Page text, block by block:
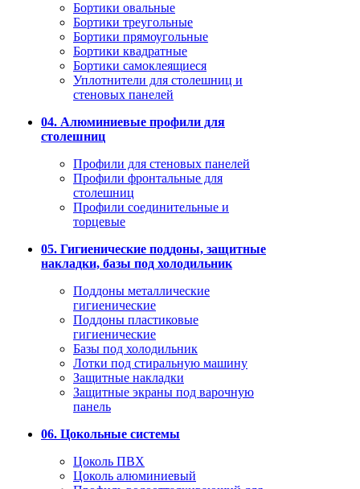
Бортики овальные
Бортики треугольные
Бортики прямоугольные
Бортики квадратные
Бортики самоклеящиеся
Уплотнители для столешниц и
стеновых панелей
04. Алюминиевые профили для
столешниц
Профили для стеновых панелей
Профили фронтальные для
столешниц
Профили соединительные и
торцевые
05. Гигиенические поддоны, защитные
накладки, базы под холодильник
Поддоны металлические
гигиенические
Поддоны пластиковые
гигиенические
Базы под холодильник
Лотки под стиральную машину
Защитные накладки
Защитные экраны под варочную
панель
06. Цокольные системы
Цоколь ПВХ
Цоколь алюминиевый